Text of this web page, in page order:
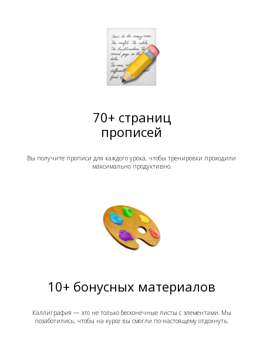
70+ страниц
прописей
Вы получите прописи для каждого урока, чтобы тренировки проходили
максимально продуктивно.
10+ бонусных материалов
Каллиграфия — это не только бесконечные листы с элементами. Мы
позаботились, чтобы на курсе вы смогли по-настоящему отдохнуть.